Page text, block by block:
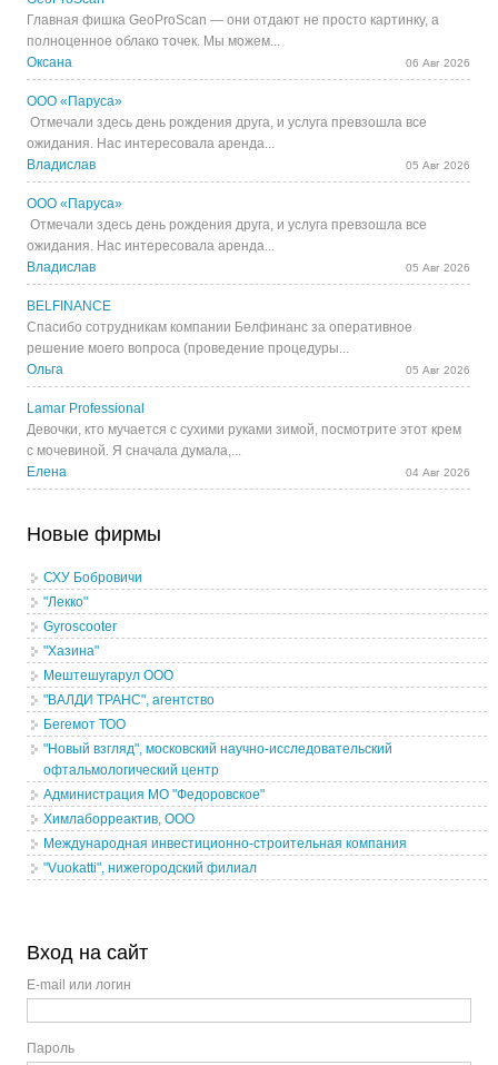
Главная фишка GeoProScan — они отдают не просто картинку, а
полноценное облако точек. Мы можем...
Оксана
06 Авг 2026
ООО «Паруса»
Отмечали здесь день рождения друга, и услуга превзошла все
ожидания. Нас интересовала аренда...
Владислав
05 Авг 2026
ООО «Паруса»
Отмечали здесь день рождения друга, и услуга превзошла все
ожидания. Нас интересовала аренда...
Владислав
05 Авг 2026
BELFINANCE
Спасибо сотрудникам компании Белфинанс за оперативное
решение моего вопроса (проведение процедуры...
Ольга
05 Авг 2026
Lamar Professional
Девочки, кто мучается с сухими руками зимой, посмотрите этот крем
с мочевиной. Я сначала думала,...
Елена
04 Авг 2026
Новые фирмы
СХУ Бобровичи
"Лекко"
Gyroscooter
"Хазина"
Мештешугарул ООО
"ВАЛДИ ТРАНС", агентство
Бегемот ТОО
"Новый взгляд", московский научно-исследовательский
офтальмологический центр
Администрация МО "Федоровское"
Химлаборреактив, ООО
Международная инвестиционно-строительная компания
"Vuokatti", нижегородский филиал
Вход на сайт
E-mail или логин
Пароль